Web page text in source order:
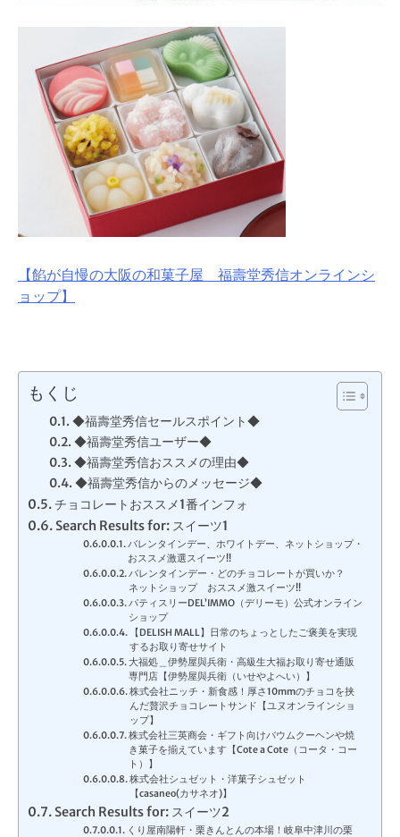
【餡が自慢の大阪の和菓子屋 福壽堂秀信オンラインシ
ョップ】
もくじ
◆福壽堂秀信セールスポイント◆
◆福壽堂秀信ユーザー◆
◆福壽堂秀信おススメの理由◆
◆福壽堂秀信からのメッセージ◆
チョコレートおススメ1番インフォ
Search Results for: スイーツ1
バレンタインデー、ホワイトデー、ネットショップ・
おススメ激選スイーツ!!
バレンタインデー・どのチョコレートが買いか？
ネットショップ おススメ激スイーツ!!
パティスリーDEL’IMMO（デリーモ）公式オンライン
ショップ
【DELISH MALL】日常のちょっとしたご褒美を実現
するお取り寄せサイト
大福処＿伊勢屋與兵衛・高級生大福お取り寄せ通販
専門店【伊勢屋與兵衛（いせやよへい）】
株式会社ニッチ・新食感！厚さ10mmのチョコを挟
んだ贅沢チョコレートサンド【ユヌオンラインショ
ップ】
株式会社三英商会・ギフト向けバウムクーヘンや焼
き菓子を揃えています【Cote a Cote（コータ・コー
ト）】
株式会社シュゼット・洋菓子シュゼット
【casaneo(カサネオ)】
Search Results for: スイーツ2
くり屋南陽軒・栗きんとんの本場！岐阜中津川の栗